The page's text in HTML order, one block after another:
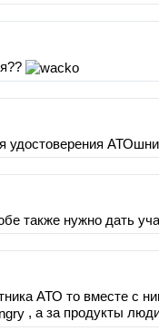
удостоверения
также нужно дать
АТО то вместе с
, а за продукты